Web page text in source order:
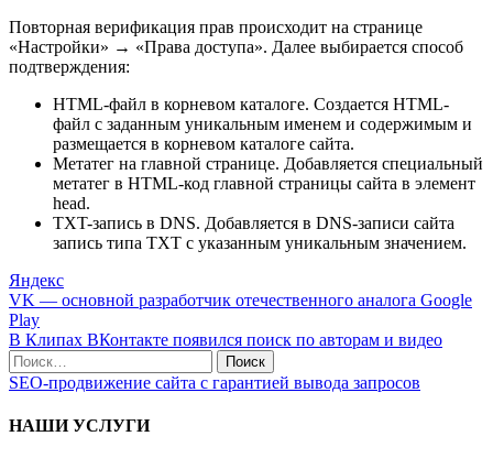
Повторная верификация прав происходит на странице
«‎‎Настройки‎»‎ → «‎‎Права доступа»‎. Далее выбирается способ
подтверждения:
HTML-файл в корневом каталоге. Создается HTML-
файл с заданным уникальным именем и содержимым и
размещается в корневом каталоге сайта.
Метатег на главной странице. Добавляется специальный
метатег в HTML-код главной страницы сайта в элемент
head.
TXT-запись в DNS. Добавляется в DNS-записи сайта
запись типа TXT с указанным уникальным значением.
Яндекс
VK — основной разработчик отечественного аналога Google
Play
В Клипах ВКонтакте появился поиск по авторам и видео
SEO-продвижение сайта с гарантией вывода запросов
НАШИ УСЛУГИ